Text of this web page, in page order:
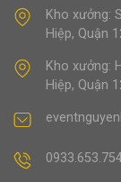
Kho xưởng:
Hiệp, Quận
Kho xưởng:
Hiệp, Quận